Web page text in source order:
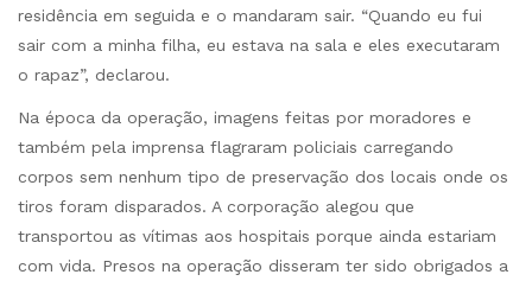
residência em seguida e o mandaram sair. “Quando eu fui
sair com a minha filha, eu estava na sala e eles executaram
o rapaz”, declarou.
Na época da operação, imagens feitas por moradores e
também pela imprensa flagraram policiais carregando
corpos sem nenhum tipo de preservação dos locais onde os
tiros foram disparados. A corporação alegou que
transportou as vítimas aos hospitais porque ainda estariam
com vida. Presos na operação disseram ter sido obrigados a